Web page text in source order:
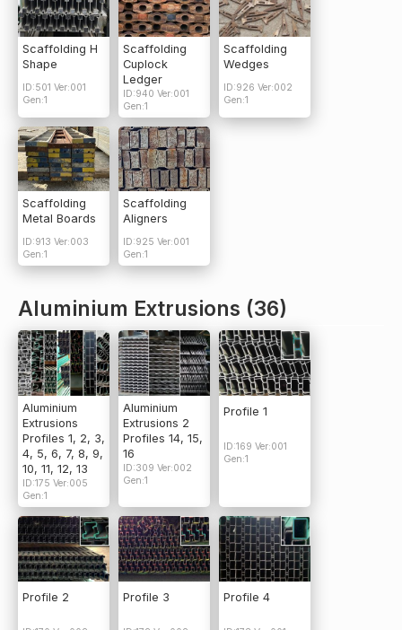
Scaffolding H
Shape
ID:501 Ver:001
Gen:1
Scaffolding
Cuplock
Ledger
ID:940 Ver:001
Gen:1
Scaffolding
Wedges
ID:926 Ver:002
Gen:1
Scaffolding
Metal Boards
ID:913 Ver:003
Gen:1
Scaffolding
Aligners
ID:925 Ver:001
Gen:1
Aluminium Extrusions (36)
Aluminium
Extrusions
Profiles 1, 2, 3,
4, 5, 6, 7, 8, 9,
10, 11, 12, 13
ID:175 Ver:005
Gen:1
Aluminium
Extrusions 2
Profiles 14, 15,
16
ID:309 Ver:002
Gen:1
Profile 1
ID:169 Ver:001
Gen:1
Profile 2 Profile 3 Profile 4